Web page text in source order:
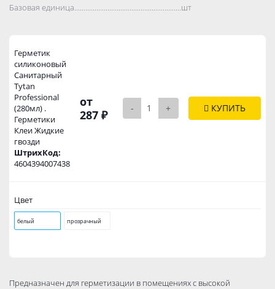
Базовая единица..................................................................................
шт
Герметик
силиконовый
Санитарный
Tytan
Professional
(280мл) .
Герметики
Клеи Жидкие
гвозди
ШтрихКод:
4604394007438
от
287 ₽
- + КУПИТЬ
Цвет
белый прозрачный
Предназначен для герметизации в помещениях с высокой